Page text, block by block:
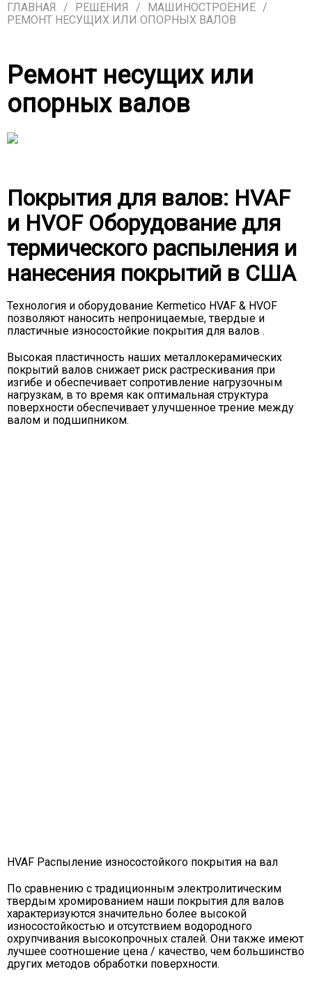
ГЛАВНАЯ РЕШЕНИЯ
МАШИНОСТРОЕНИЕ
РЕМОНТ НЕСУЩИХ ИЛИ ОПОРНЫХ ВАЛОВ
Ремонт несущих или
опорных валов
Покрытия для валов: HVAF
и HVOF Оборудование для
термического распыления и
нанесения покрытий в США
Технология и оборудование Kermetico HVAF & HVOF
позволяют наносить непроницаемые, твердые и
пластичные износостойкие покрытия для валов .
Высокая пластичность наших металлокерамических
покрытий валов снижает риск растрескивания при
изгибе и обеспечивает сопротивление нагрузочным
нагрузкам, в то время как оптимальная структура
поверхности обеспечивает улучшенное трение между
валом и подшипником.
HVAF Распыление износостойкого покрытия на вал
По сравнению с традиционным электролитическим
твердым хромированием наши покрытия для валов
характеризуются значительно более высокой
износостойкостью и отсутствием водородного
охрупчивания высокопрочных сталей. Они также имеют
лучшее соотношение цена / качество, чем большинство
других методов обработки поверхности.